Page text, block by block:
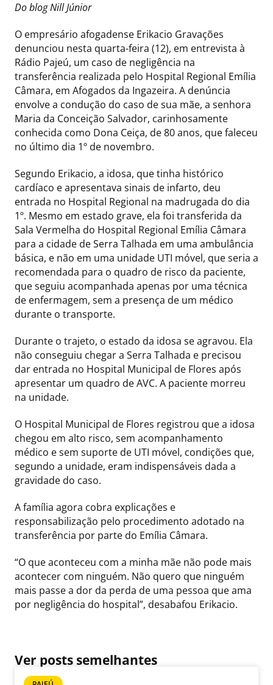
Do blog Nill Júnior
O empresário afogadense Erikacio Gravações
denunciou nesta quarta-feira (12), em entrevista à
Rádio Pajeú, um caso de negligência na
transferência realizada pelo Hospital Regional Emília
Câmara, em Afogados da Ingazeira. A denúncia
envolve a condução do caso de sua mãe, a senhora
Maria da Conceição Salvador, carinhosamente
conhecida como Dona Ceiça, de 80 anos, que faleceu
no último dia 1º de novembro.
Segundo Erikacio, a idosa, que tinha histórico
cardíaco e apresentava sinais de infarto, deu
entrada no Hospital Regional na madrugada do dia
1º. Mesmo em estado grave, ela foi transferida da
Sala Vermelha do Hospital Regional Emília Câmara
para a cidade de Serra Talhada em uma ambulância
básica, e não em uma unidade UTI móvel, que seria a
recomendada para o quadro de risco da paciente,
que seguiu acompanhada apenas por uma técnica
de enfermagem, sem a presença de um médico
durante o transporte.
Durante o trajeto, o estado da idosa se agravou. Ela
não conseguiu chegar a Serra Talhada e precisou
dar entrada no Hospital Municipal de Flores após
apresentar um quadro de AVC. A paciente morreu
na unidade.
O Hospital Municipal de Flores registrou que a idosa
chegou em alto risco, sem acompanhamento
médico e sem suporte de UTI móvel, condições que,
segundo a unidade, eram indispensáveis dada a
gravidade do caso.
A família agora cobra explicações e
responsabilização pelo procedimento adotado na
transferência por parte do Emília Câmara.
“O que aconteceu com a minha mãe não pode mais
acontecer com ninguém. Não quero que ninguém
mais passe a dor da perda de uma pessoa que ama
por negligência do hospital”, desabafou Erikacio.
Ver posts semelhantes